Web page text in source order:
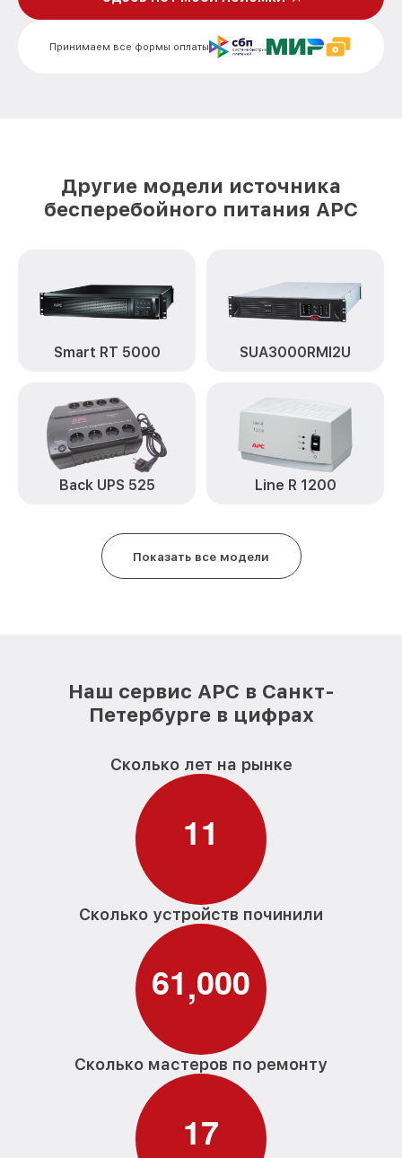
Принимаем все формы оплаты
Другие модели источника
бесперебойного питания APC
Smart RT 5000 SUA3000RMI2U
Back UPS 525 Line R 1200
Показать все модели
Наш сервис APC в Санкт-
Петербурге в цифрах
Сколько лет на рынке
11
Сколько устройств починили
61,000
Сколько мастеров по ремонту
17